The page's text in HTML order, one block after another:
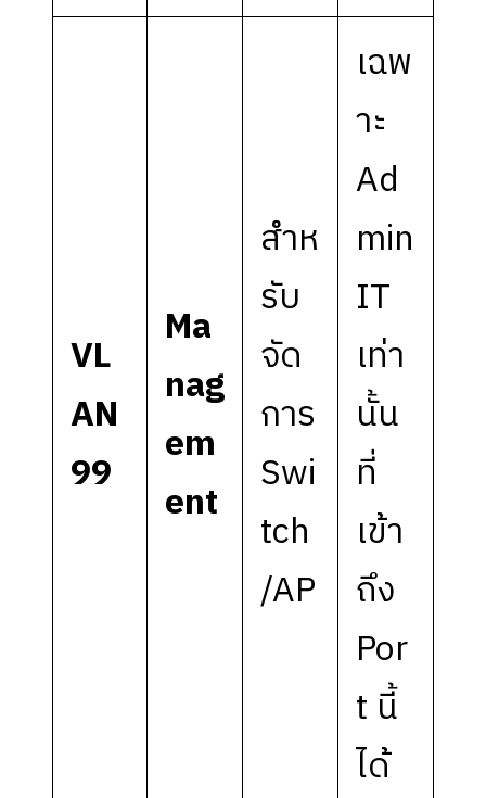
VL
AN
99
Ma
nag
em
ent
สำห
รับ
จัด
การ
Swi
tch
/AP
เฉพ
าะ
Ad
min
IT
เท่า
นั้น
ที่
เข้า
ถึง
Por
t นี้
ได้